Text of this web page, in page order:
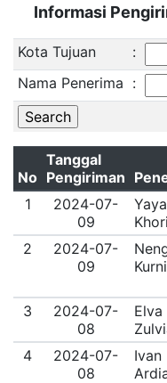
Informasi
Kota Tujuan
:
Nama Penerima :
No
Tanggal
Pengiriman
1
2024-07-
09
2
2024-07-
09
3
2024-07-
08
Elva
4
2024-07-
08
Ivan